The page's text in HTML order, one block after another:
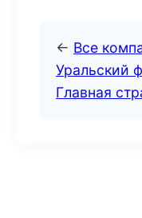
← Все
Уральский
Главная